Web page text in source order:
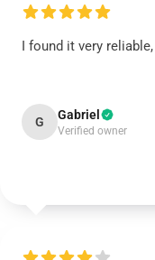
I found it very
G Gabriel
Verified owner